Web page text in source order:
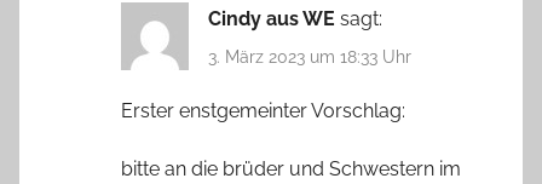
Cindy aus WE sagt:
3. März 2023 um 18:33 Uhr
Erster enstgemeinter Vorschlag:
bitte an die brüder und Schwestern im